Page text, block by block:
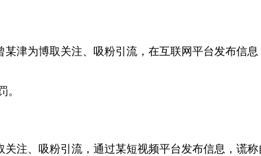
某津为博取关注、吸粉引流，在互联网平台发布信
。
注、吸粉引流，通过某短视频平台发布信息，谎